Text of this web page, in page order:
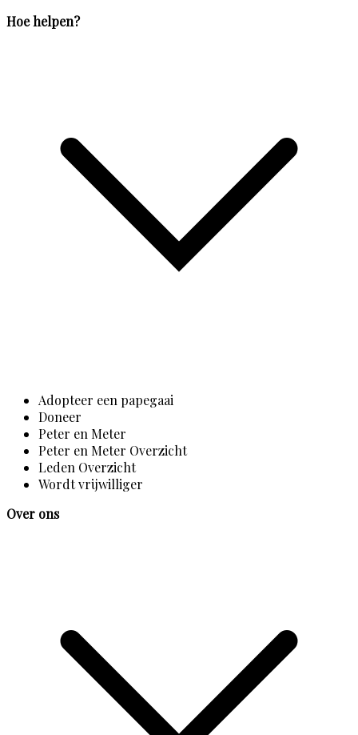
Hoe helpen?
Adopteer een papegaai
Doneer
Peter en Meter
Peter en Meter Overzicht
Leden Overzicht
Wordt vrijwilliger
Over ons